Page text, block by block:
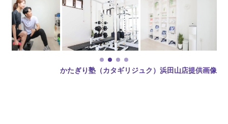
かたぎり塾（カタギリジュク）浜田山店提供画像